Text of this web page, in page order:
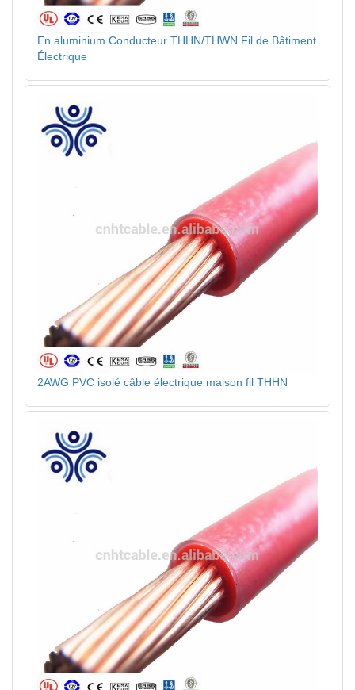
En aluminium Conducteur THHN/THWN Fil de Bâtiment
Électrique
2AWG PVC isolé câble électrique maison fil THHN